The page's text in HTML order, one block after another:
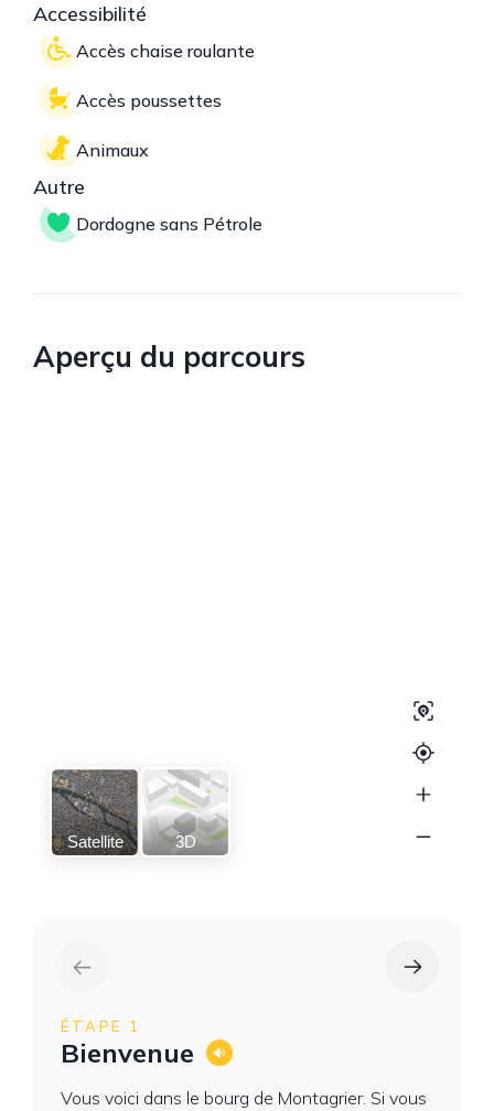
Accessibilité
Accès chaise roulante
Accès poussettes
Animaux
Autre
Dordogne sans Pétrole
Aperçu du parcours
Satellite 3D
ÉTAPE 1
Bienvenue
Vous voici dans le bourg de Montagrier. Si vous